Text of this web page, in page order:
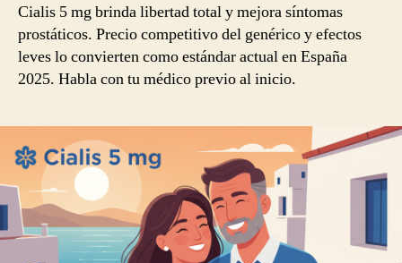
Cialis 5 mg brinda libertad total y mejora síntomas
prostáticos. Precio competitivo del genérico y efectos
leves lo convierten como estándar actual en España
2025. Habla con tu médico previo al inicio.